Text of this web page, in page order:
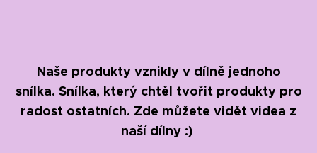
Naše produkty vznikly v dílně jednoho
snílka. Snílka, který chtěl tvořit produkty pro
radost ostatních. Zde můžete vidět videa z
naší dílny :)